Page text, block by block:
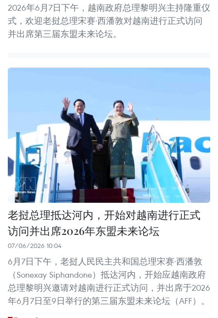
2026年6月7日下午，越南政府总理黎明兴主持隆重仪
式，欢迎老挝总理宋赛·西潘敦对越南进行正式访问
并出席第三届东盟未来论坛。
老挝总理抵达河内，开始对越南进行正式
访问并出席2026年东盟未来论坛
07/06/2026 10:04
6月7日下午，老挝人民民主共和国总理宋赛·西潘敦
（Sonexay Siphandone）抵达河内，开始应越南政府
总理黎明兴邀请对越南进行正式访问，并出席于2026
年6月7日至9日举行的第三届东盟未来论坛（AFF）。